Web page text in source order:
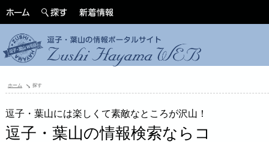
ホーム 探す
逗子・葉山には楽しくて素敵なところが沢山！
逗子・葉山の情報検索ならコ